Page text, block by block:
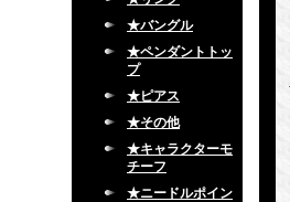
★バングル
★ペンダントトッ
プ
★ピアス
★その他
★キャラクターモ
チーフ
★ニードルポイン